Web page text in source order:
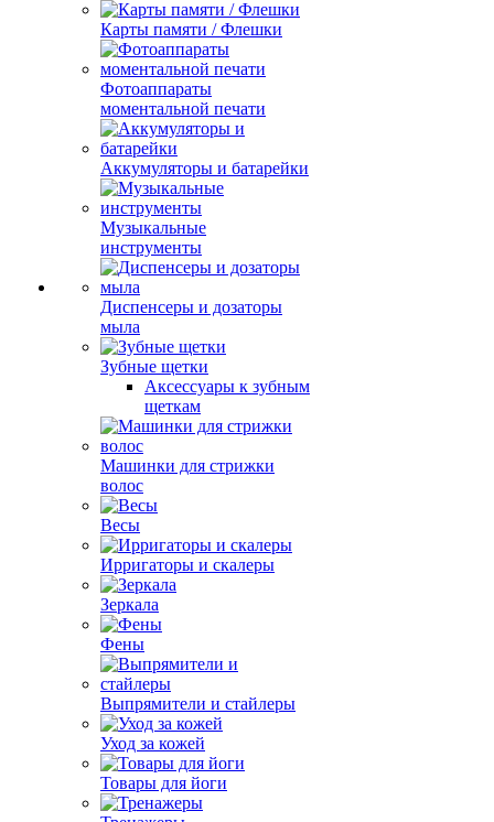
Карты памяти / Флешки
Фотоаппараты
моментальной печати
Аккумуляторы и батарейки
Музыкальные
инструменты
Диспенсеры и дозаторы
мыла
Зубные щетки
Аксессуары к зубным
щеткам
Машинки для стрижки
волос
Весы
Ирригаторы и скалеры
Зеркала
Фены
Выпрямители и стайлеры
Уход за кожей
Товары для йоги